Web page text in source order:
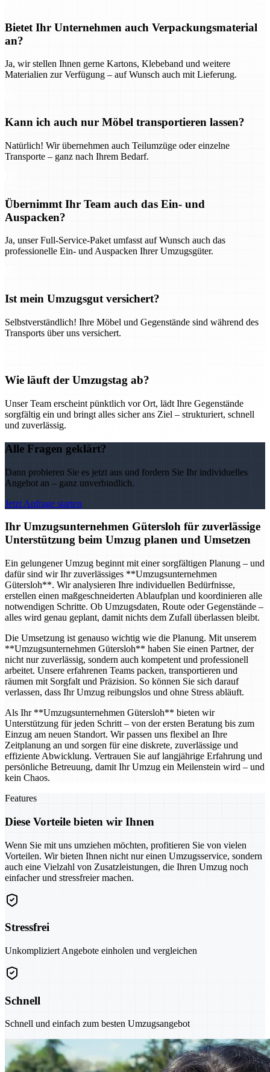
Bietet Ihr Unternehmen auch Verpackungsmaterial
an?
Ja, wir stellen Ihnen gerne Kartons, Klebeband und weitere
Materialien zur Verfügung – auf Wunsch auch mit Lieferung.
Kann ich auch nur Möbel transportieren lassen?
Natürlich! Wir übernehmen auch Teilumzüge oder einzelne
Transporte – ganz nach Ihrem Bedarf.
Übernimmt Ihr Team auch das Ein- und
Auspacken?
Ja, unser Full-Service-Paket umfasst auf Wunsch auch das
professionelle Ein- und Auspacken Ihrer Umzugsgüter.
Ist mein Umzugsgut versichert?
Selbstverständlich! Ihre Möbel und Gegenstände sind während des
Transports über uns versichert.
Wie läuft der Umzugstag ab?
Unser Team erscheint pünktlich vor Ort, lädt Ihre Gegenstände
sorgfältig ein und bringt alles sicher ans Ziel – strukturiert, schnell
und zuverlässig.
Alle Fragen geklärt?
Dann probieren Sie es jetzt aus und fordern Sie Ihr individuelles
Angebot an – ganz unverbindlich.
Jetzt Anfrage starten
Ihr Umzugsunternehmen Gütersloh für zuverlässige
Unterstützung beim Umzug planen und Umsetzen
Ein gelungener Umzug beginnt mit einer sorgfältigen Planung – und
dafür sind wir Ihr zuverlässiges **Umzugsunternehmen
Gütersloh**. Wir analysieren Ihre individuellen Bedürfnisse,
erstellen einen maßgeschneiderten Ablaufplan und koordinieren alle
notwendigen Schritte. Ob Umzugsdaten, Route oder Gegenstände –
alles wird genau geplant, damit nichts dem Zufall überlassen bleibt.
Die Umsetzung ist genauso wichtig wie die Planung. Mit unserem
**Umzugsunternehmen Gütersloh** haben Sie einen Partner, der
nicht nur zuverlässig, sondern auch kompetent und professionell
arbeitet. Unsere erfahrenen Teams packen, transportieren und
räumen mit Sorgfalt und Präzision. So können Sie sich darauf
verlassen, dass Ihr Umzug reibungslos und ohne Stress abläuft.
Als Ihr **Umzugsunternehmen Gütersloh** bieten wir
Unterstützung für jeden Schritt – von der ersten Beratung bis zum
Einzug am neuen Standort. Wir passen uns flexibel an Ihre
Zeitplanung an und sorgen für eine diskrete, zuverlässige und
effiziente Abwicklung. Vertrauen Sie auf langjährige Erfahrung und
persönliche Betreuung, damit Ihr Umzug ein Meilenstein wird – und
kein Chaos.
Features
Diese Vorteile bieten wir Ihnen
Wenn Sie mit uns umziehen möchten, profitieren Sie von vielen
Vorteilen. Wir bieten Ihnen nicht nur einen Umzugsservice, sondern
auch eine Vielzahl von Zusatzleistungen, die Ihren Umzug noch
einfacher und stressfreier machen.
Stressfrei
Unkompliziert Angebote einholen und vergleichen
Schnell
Schnell und einfach zum besten Umzugsangebot